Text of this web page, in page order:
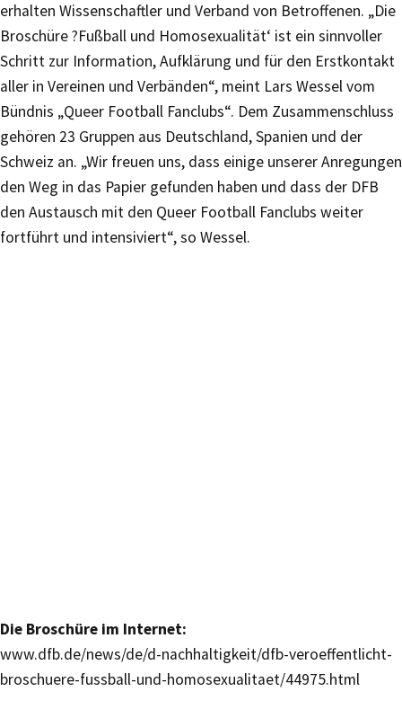
erhalten Wissenschaftler und Verband von Betroffenen. „Die
Broschüre ?Fußball und Homosexualität‘ ist ein sinnvoller
Schritt zur Information, Aufklärung und für den Erstkontakt
aller in Vereinen und Verbänden“, meint Lars Wessel vom
Bündnis „Queer Football Fanclubs“. Dem Zusammenschluss
gehören 23 Gruppen aus Deutschland, Spanien und der
Schweiz an. „Wir freuen uns, dass einige unserer Anregungen
den Weg in das Papier gefunden haben und dass der DFB
den Austausch mit den Queer Football Fanclubs weiter
fortführt und intensiviert“, so Wessel.
Die Broschüre im Internet:
www.dfb.de/news/de/d-nachhaltigkeit/dfb-veroeffentlicht-
broschuere-fussball-und-homosexualitaet/44975.html